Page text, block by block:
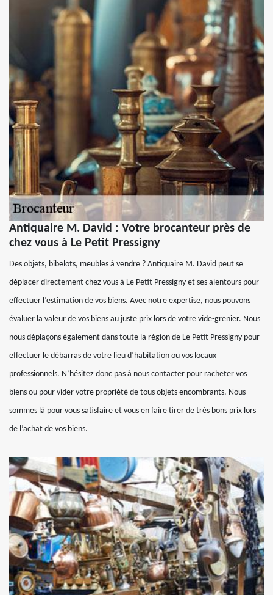
Antiquaire M. David : Votre brocanteur près de
chez vous à Le Petit Pressigny
Des objets, bibelots, meubles à vendre ? Antiquaire M. David peut se
déplacer directement chez vous à Le Petit Pressigny et ses alentours pour
effectuer l’estimation de vos biens. Avec notre expertise, nous pouvons
évaluer la valeur de vos biens au juste prix lors de votre vide-grenier. Nous
nous déplaçons également dans toute la région de Le Petit Pressigny pour
effectuer le débarras de votre lieu d’habitation ou vos locaux
professionnels. N’hésitez donc pas à nous contacter pour racheter vos
biens ou pour vider votre propriété de tous objets encombrants. Nous
sommes là pour vous satisfaire et vous en faire tirer de très bons prix lors
de l’achat de vos biens.